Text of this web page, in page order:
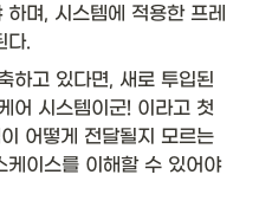
며, 시스템에 적용한 프레
다.
하고 있다면, 새로 투입된
어 시스템이군! 이라고 첫
어떻게 전달될지 모르는
케이스를 이해할 수 있어야